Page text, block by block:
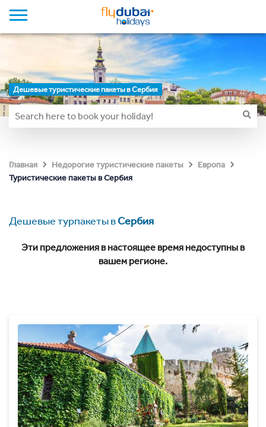
Дешевые туристические пакеты в Сербия
Главная Недорогие туристические пакеты
Европа
Туристические пакеты в Сербия
Дешевые турпакеты вСербия
Эти предложения в настоящее время недоступны в
вашем регионе.